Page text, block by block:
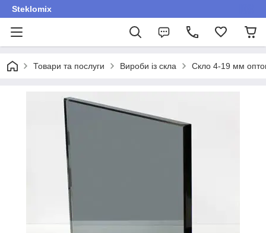
Steklomix
Товари та послуги Вироби із скла Скло 4-19 мм